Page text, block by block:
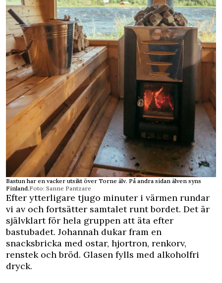
Bastun har en vacker utsikt över Torne älv. På andra sidan älven syns
Finland.Foto: Sanne Pantzare
Efter ytterligare tjugo minuter i värmen rundar
vi av och fortsätter samtalet runt bordet. Det är
självklart för hela gruppen att äta efter
bastubadet. Johannah dukar fram en
snacksbricka med ostar, hjortron, renkorv,
renstek och bröd. Glasen fylls med alkoholfri
dryck.